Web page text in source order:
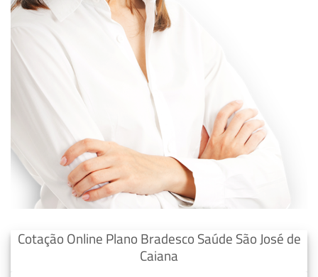
Cotação Online Plano Bradesco Saúde São José de
Caiana